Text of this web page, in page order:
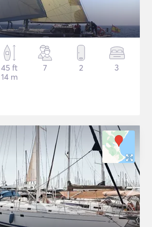
45 ft
14 m
7 2 3